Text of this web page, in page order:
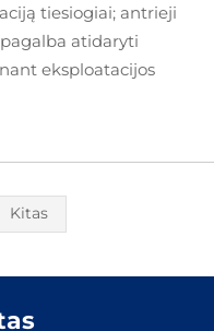
tiesiogiai; antrieji
atidaryti
eksploatacijos
Kitas